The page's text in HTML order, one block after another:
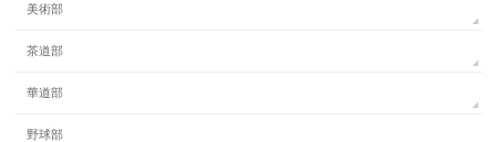
美術部
茶道部
華道部
野球部